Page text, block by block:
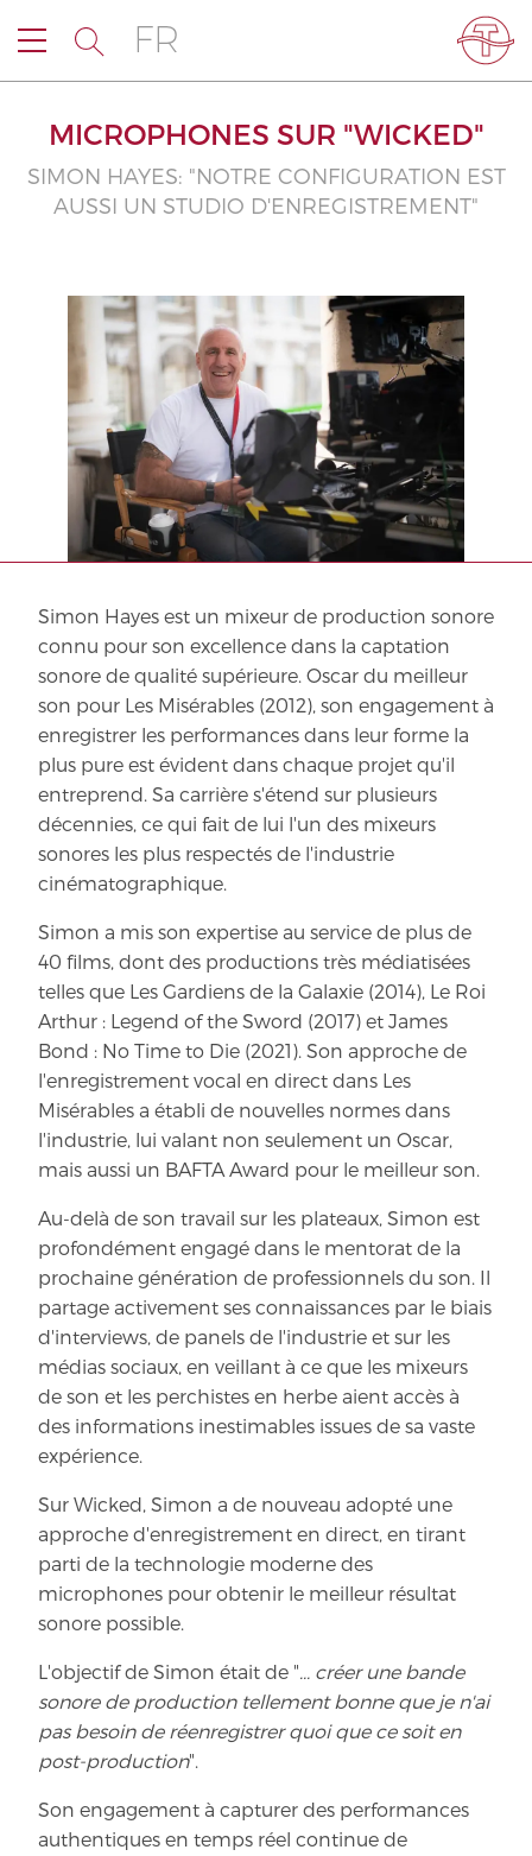
FR
MICROPHONES SUR "WICKED"
SIMON HAYES: "NOTRE CONFIGURATION EST
AUSSI UN STUDIO D'ENREGISTREMENT"
Simon Hayes est un mixeur de production sonore
connu pour son excellence dans la captation
sonore de qualité supérieure. Oscar du meilleur
son pour Les Misérables (2012), son engagement à
enregistrer les performances dans leur forme la
plus pure est évident dans chaque projet qu'il
entreprend. Sa carrière s'étend sur plusieurs
décennies, ce qui fait de lui l'un des mixeurs
sonores les plus respectés de l'industrie
cinématographique.
Simon a mis son expertise au service de plus de
40 films, dont des productions très médiatisées
telles que Les Gardiens de la Galaxie (2014), Le Roi
Arthur : Legend of the Sword (2017) et James
Bond : No Time to Die (2021). Son approche de
l'enregistrement vocal en direct dans Les
Misérables a établi de nouvelles normes dans
l'industrie, lui valant non seulement un Oscar,
mais aussi un BAFTA Award pour le meilleur son.
Au-delà de son travail sur les plateaux, Simon est
profondément engagé dans le mentorat de la
prochaine génération de professionnels du son. Il
partage activement ses connaissances par le biais
d'interviews, de panels de l'industrie et sur les
médias sociaux, en veillant à ce que les mixeurs
de son et les perchistes en herbe aient accès à
des informations inestimables issues de sa vaste
expérience.
Sur Wicked, Simon a de nouveau adopté une
approche d'enregistrement en direct, en tirant
parti de la technologie moderne des
microphones pour obtenir le meilleur résultat
sonore possible.
L'objectif de Simon était de "... créer une bande
sonore de production tellement bonne que je n'ai
pas besoin de réenregistrer quoi que ce soit en
post-production".
Son engagement à capturer des performances
authentiques en temps réel continue de